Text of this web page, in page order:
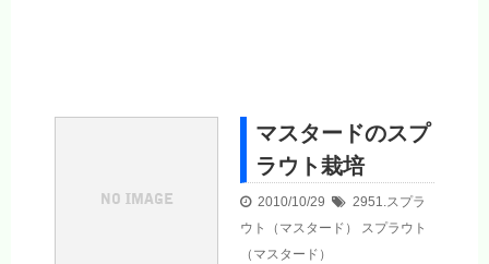
マスタードのスプ
ラウト栽培
2010/10/29
2951.スプラ
ウト（マスタード）
スプラウト
（マスタード）